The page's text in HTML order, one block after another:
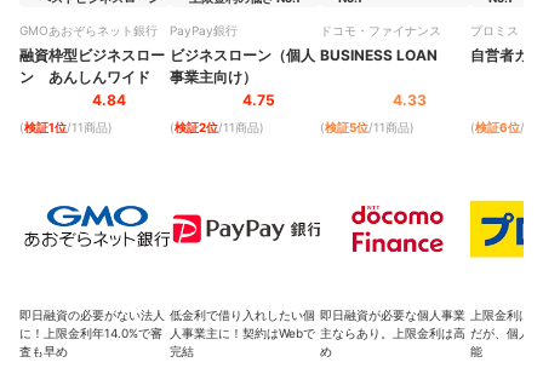
GMOあおぞらネット銀行
融資枠型ビジネスロー
ン あんしんワイド
4.84
(検証1位/11商品)
即日融資の必要がない法人
に！上限金利年14.0%で審
査も早め
PayPay銀行
ビジネスローン（個人
事業主向け）
4.75
(検証2位/11商品)
低金利で借り入れしたい個
人事業主に！契約はWebで
完結
ドコモ・ファイナンス
BUSINESS LOAN
4.33
(検証5位/11商品)
即日融資が必要な個人事業
主ならあり。上限金利は高
め
プロミス
自営者カ
(検証6位/11
上限金利は
だが、個人
能